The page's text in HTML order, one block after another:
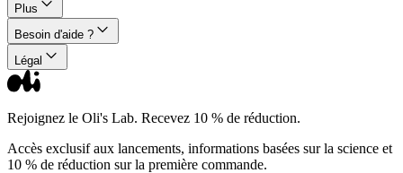
Plus
Besoin d'aide ?
Légal
Rejoignez le Oli's Lab. Recevez 10 % de réduction.
Accès exclusif aux lancements, informations basées sur la science et
10 % de réduction sur la première commande.